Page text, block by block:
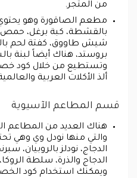
من المتجر.
مطعم الصاقورة وهو
بالقشطة، كبة برغل،
شيش طاووق، كفتة لحم
بروستد، هناك أيضاً لبنة
وتستطيع من خلال كود
ألذ الأكلات العربية
قسم المطاعم الآسيوية
هناك العديد من المطاعم
والتي منها نودل وي وهي
الدجاج، نودلز بالروبيان،
الدجاج والذرة، سلطة
ويمكنك استخدام كود